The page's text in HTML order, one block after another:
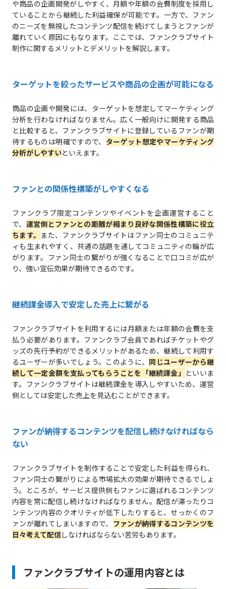
や商品の企画開発がしやすく、月額や年額の会費制度を採用し
ていることから継続した利益確保が可能です。一方で、ファン
のニーズを無視したコンテンツ配信を続けてしまうとファンが
離れていく原因にもなります。ここでは、ファンクラブサイト
制作に関するメリットとデメリットを解説します。
ターゲットを絞ったサービスや商品の企画が可能になる
商品の企画や開発には、ターゲットを想定してマーケティング
分析を行わなければなりません。広く一般向けに開発する商品
と比較すると、ファンクラブサイトに登録しているファンが期
待するものは明確ですので、 ターゲット想定やマーケティング
分析がしやすいといえます。
ファンとの関係性構築がしやすくなる
ファンクラブ限定コンテンツやイベントを企画運営すること
で、 運営側とファンとの距離が縮まり良好な関係性構築に役立
ちます。 また、ファンクラブサイトはファン同士のコミュニテ
ィも生まれやすく、共通の話題を通してコミュニティの輪が広
がります。ファン同士の繋がりが強くなることで口コミが広が
り、強い宣伝効果が期待できるのです。
継続課金導入で安定した売上に繋がる
ファンクラブサイトを利用するには月額または年額の会費を支
払う必要があります。ファンクラブ会員であればチケットやグ
ッズの先行予約ができるメリットがあるため、継続して利用す
るユーザーが多いでしょう。このように、 同じユーザーから継
続して一定金額を支払ってもらうことを「継続課金」 といいま
す。ファンクラブサイトは継続課金を導入しやすいため、運営
側としては安定した売上を見込むことができます。
ファンが納得するコンテンツを配信し続けなければなら
ない
ファンクラブサイトを制作することで安定した利益を得られ、
ファン同士の繋がりによる市場拡大の効果が期待できるでしょ
う。ところが、サービス提供側もファンに選ばれるコンテンツ
内容を常に配信し続けなければなりません。配信が滞ったりコ
ンテンツ内容のクオリティが低下したりすると、せっかくのフ
ァンが離れてしまいますので、 ファンが納得するコンテンツを
日々考えて配信しなければならない苦労もあります。
ファンクラブサイトの運用内容とは